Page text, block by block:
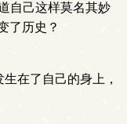
自己这样莫名其妙
了历史？
在了自己的身上，